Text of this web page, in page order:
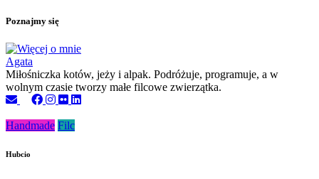
Poznajmy się
Agata
Miłośniczka kotów, jeży i alpak. Podróżuje, programuje, a w
wolnym czasie tworzy małe filcowe zwierzątka.
Handmade Filc
Hubcio